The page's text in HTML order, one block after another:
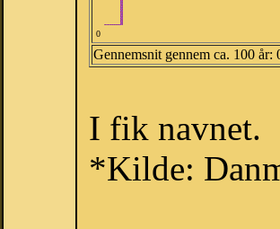
0
Gennemsnit gennem ca. 100
I fik navnet.
*Kilde: